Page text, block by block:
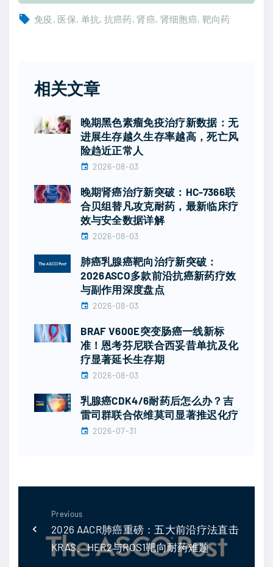
免疫 医保 单抗 抗癌药 肾癌 肾细胞癌 靶向药
相关文章
晚期黑色素瘤免疫治疗新数据：无
进展生存越久生存率越高，死亡风
险趋近正常人
2026-08-03
晚期肾癌治疗新突破：HC-7366联
合贝组替凡攻克耐药，最新临床疗
效与安全数据详解
2026-08-03
肺癌乳腺癌靶向治疗新突破：
2026ASCO多款前沿抗癌新药疗效
与副作用深度盘点
2026-08-03
BRAF V600E突变肠癌一线新标
准！恩考芬尼联合西妥昔单抗及化
疗显著延长生存期
2026-08-03
乳腺癌CDK4/6耐药后怎么办？吉
雷司群联合依维莫司显著推迟化疗
2026-07-31
Previous
2026 AACR肺癌重磅：五大前沿疗法直击
KRAS、HER2与ROS1靶向耐药难题